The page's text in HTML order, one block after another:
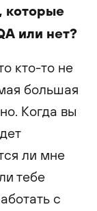
которые
или нет?
кто-то не
большая
Когда вы
ли мне
тебе
с